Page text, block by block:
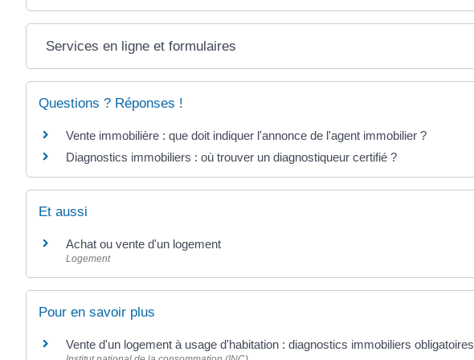
Services en ligne et formulaires
Questions ? Réponses !
Vente immobilière : que doit indiquer l'annonce de l'agent immobilier ?
Diagnostics immobiliers : où trouver un diagnostiqueur certifié ?
Et aussi
Achat ou vente d'un logement
Logement
Pour en savoir plus
Vente d'un logement à usage d'habitation : diagnostics immobiliers obligatoires